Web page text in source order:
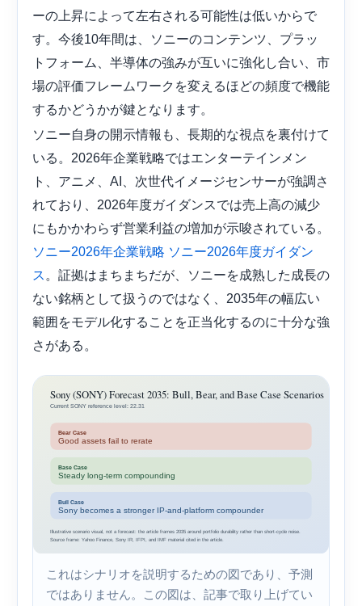
ーの上昇によって左右される可能性は低いからで
す。今後10年間は​​、ソニーのコンテンツ、プラッ
トフォーム、半導体の強みが互いに強化し合い、市
場の評価フレームワークを変えるほどの頻度で機能
するかどうかが鍵となります。
ソニー自身の開示情報も、長期的な視点を裏付けて
いる。2026年企業戦略ではエンターテインメン
ト、アニメ、AI、次世代イメージセンサーが強調さ
れており、2026年度ガイダンスでは売上高の減少
にもかかわらず営業利益の増加が示唆されている。
ソニー2026年企業戦略 ソニー2026年度ガイダン
ス 。証拠はまちまちだが、ソニーを成熟した成長の
ない銘柄として扱うのではなく、2035年の幅広い
範囲をモデル化することを正当化するのに十分な強
さがある。
これはシナリオを説明するための図であり、予測
ではありません。この図は、記事で取り上げてい